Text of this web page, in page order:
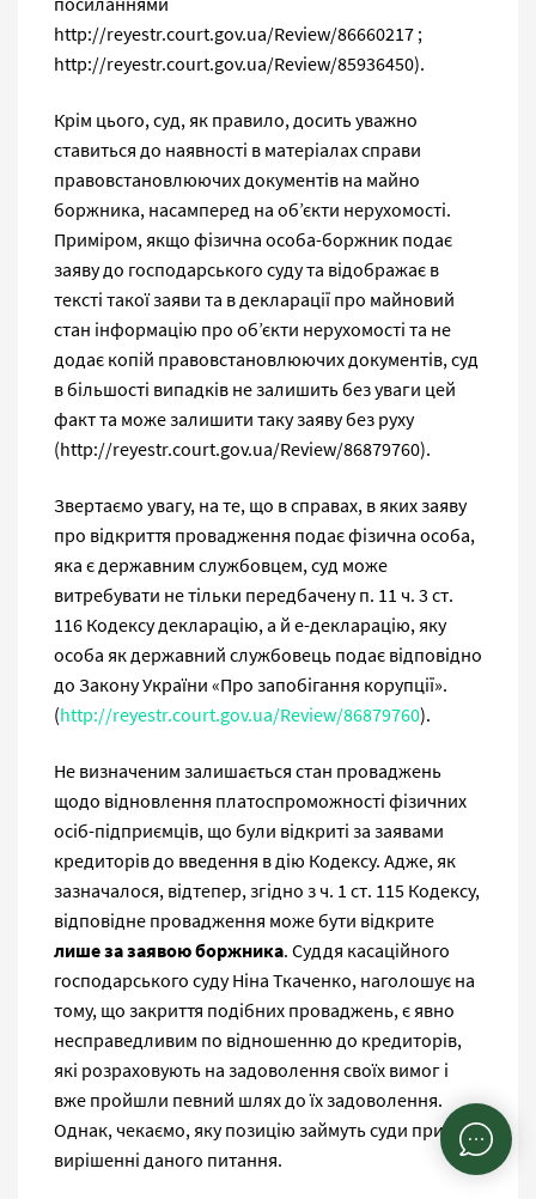
http://reyestr.court.gov.ua/Review/86660217 ;
http://reyestr.court.gov.ua/Review/85936450).
Крім цього, суд, як правило, досить уважно
ставиться до наявності в матеріалах справи
правовстановлюючих документів на майно
боржника, насамперед на об’єкти нерухомості.
Приміром, якщо фізична особа-боржник подає
заяву до господарського суду та відображає в
тексті такої заяви та в декларації про майновий
стан інформацію про об’єкти нерухомості та не
додає копій правовстановлюючих документів, суд
в більшості випадків не залишить без уваги цей
факт та може залишити таку заяву без руху
(http://reyestr.court.gov.ua/Review/86879760).
Звертаємо увагу, на те, що в справах, в яких заяву
про відкриття провадження подає фізична особа,
яка є державним службовцем, суд може
витребувати не тільки передбачену п. 11 ч. 3 ст.
116 Кодексу декларацію, а й е-декларацію, яку
особа як державний службовець подає відповідно
до Закону України «Про запобігання корупції».
(http://reyestr.court.gov.ua/Review/86879760).
Не визначеним залишається стан проваджень
щодо відновлення платоспроможності фізичних
осіб-підприємців, що були відкриті за заявами
кредиторів до введення в дію Кодексу. Адже, як
зазначалося, відтепер, згідно з ч. 1 ст. 115 Кодексу,
відповідне провадження може бути відкрите
лише за заявою боржника. Суддя касаційного
господарського суду Ніна Ткаченко, наголошує на
тому, що закриття подібних проваджень, є явно
несправедливим по відношенню до кредиторів,
які розраховують на задоволення своїх вимог і
вже пройшли певний шлях до їх задоволення.
Однак, чекаємо, яку позицію займуть суди при
вирішенні даного питання.